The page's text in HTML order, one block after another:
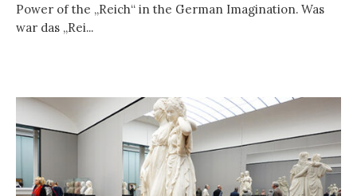
Power of the „Reich“ in the German Imagination. Was
war das „Rei...